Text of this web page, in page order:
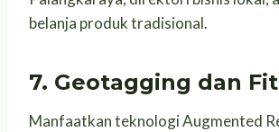
belanja produk tradisional.
7. Geotagging dan
Manfaatkan teknologi Augmented